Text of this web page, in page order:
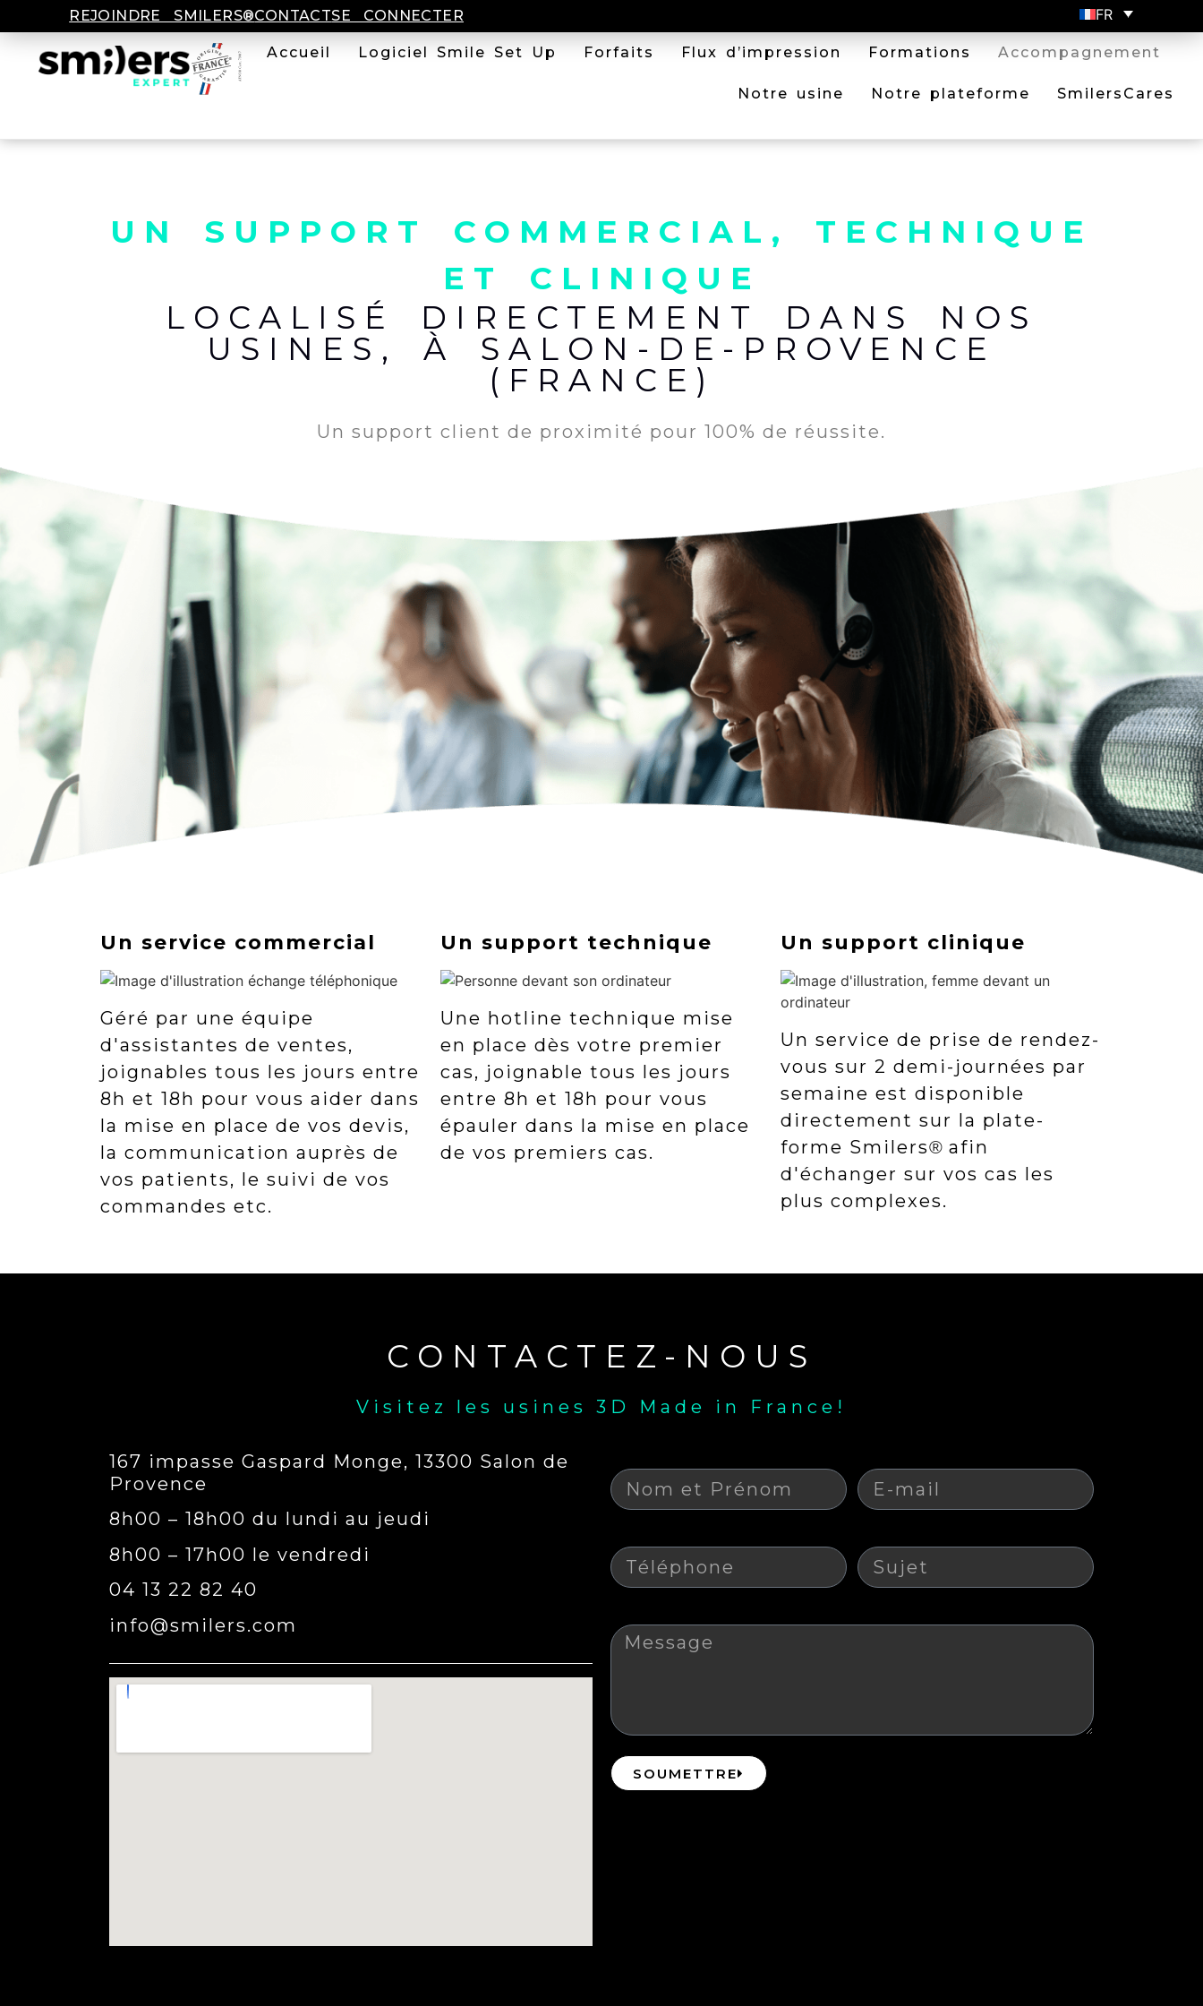
REJOINDRE SMILERS®CONTACTSE CONNECTER FR
Accueil Logiciel Smile Set Up Forfaits Flux d’impression Formations Accompagnement
Notre usine Notre plateforme SmilersCares
UN SUPPORT COMMERCIAL, TECHNIQUE
ET CLINIQUE
LOCALISÉ DIRECTEMENT DANS NOS
USINES, À SALON-DE-PROVENCE
(FRANCE)
Un support client de proximité pour 100% de réussite.
Un service commercial
Géré par une équipe
d'assistantes de ventes,
joignables tous les jours entre
8h et 18h pour vous aider dans
la mise en place de vos devis,
la communication auprès de
vos patients, le suivi de vos
commandes etc.
Un support technique
Une hotline technique mise
en place dès votre premier
cas, joignable tous les jours
entre 8h et 18h pour vous
épauler dans la mise en place
de vos premiers cas.
Un support clinique
Un service de prise de rendez-
vous sur 2 demi-journées par
semaine est disponible
directement sur la plate-
forme Smilers® afin
d'échanger sur vos cas les
plus complexes.
CONTACTEZ-NOUS
Visitez les usines 3D Made in France!
167 impasse Gaspard Monge, 13300 Salon de
Provence
8h00 – 18h00 du lundi au jeudi
8h00 – 17h00 le vendredi
04 13 22 82 40
info@smilers.com
SOUMETTRE